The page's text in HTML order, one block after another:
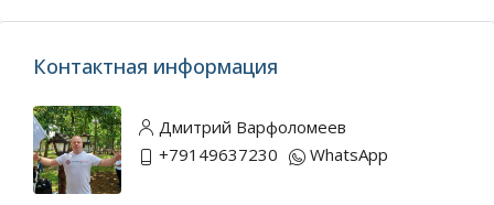
Контактная информация
Дмитрий Варфоломеев
+79149637230
WhatsApp